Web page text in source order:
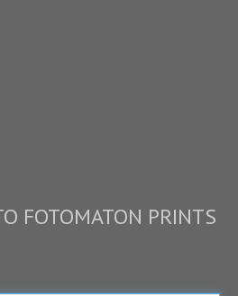
FOTOMATON PRINTS